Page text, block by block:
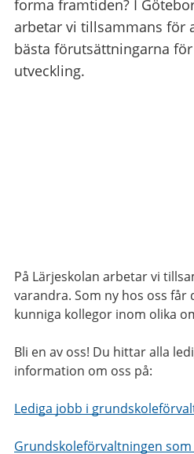
forma framtiden? I
arbetar vi tillsammans för
bästa förutsättningarna
utveckling.
På Lärjeskolan arbetar vi
varandra. Som ny hos oss
kunniga kollegor inom olika
Bli en av oss! Du hittar alla
information om oss på:
Lediga jobb i
Grundskoleförvaltningen